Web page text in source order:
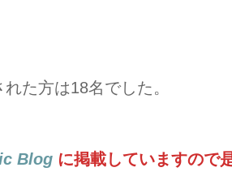
た方は18名でした。
Blog に掲載していますので